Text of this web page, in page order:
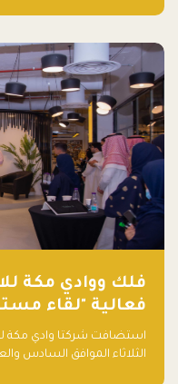
دولار أمريكي)، بقيادة
فلك ووادي مكة
فعالية "لقاء
في المنطقة"
استضافت شركتا وادي مكة
الثلاثاء الموافق السادس